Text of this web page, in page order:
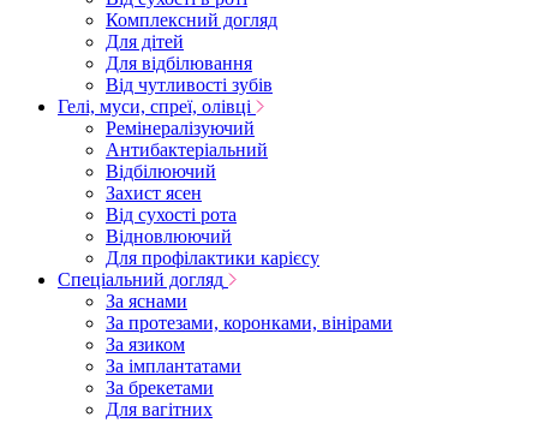
Комплексний догляд
Для дітей
Для відбілювання
Від чутливості зубів
Гелі, муси, спреї, олівці
Ремінералізуючий
Антибактеріальний
Відбілюючий
Захист ясен
Від сухості рота
Відновлюючий
Для профілактики карієсу
Спеціальний догляд
За яснами
За протезами, коронками, вінірами
За язиком
За імплантатами
За брекетами
Для вагітних